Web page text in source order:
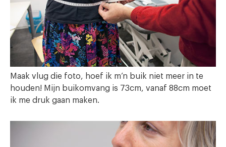
Maak vlug die foto, hoef ik m’n buik niet meer in te
houden! Mijn buikomvang is 73cm, vanaf 88cm moet
ik me druk gaan maken.